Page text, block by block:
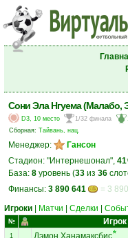
Сони Эла Нгуема (Малабо,
D3, 10 место 1/32 финала
Сборная: Тайвань, нац.
Менеджер:
Гансон
Стадион: "Интернешонал", 41
База: 8 уровень (33 из 36
Финансы: 3 890 641
= 3
Игроки
Матчи Сделки
№ Игрок
1 Дэмон Ханамаксбис